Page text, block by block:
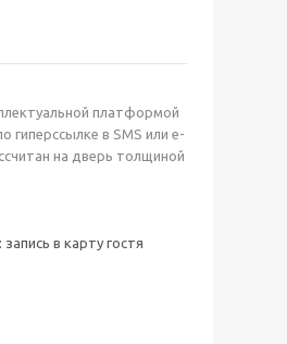
платформой
гиперссылке в SMS или e-
на дверь толщиной
в карту гостя